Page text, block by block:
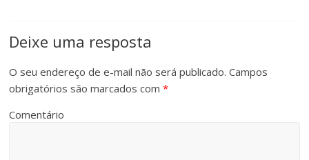
Deixe uma resposta
O seu endereço de e-mail não será publicado. Campos
obrigatórios são marcados com*
Comentário